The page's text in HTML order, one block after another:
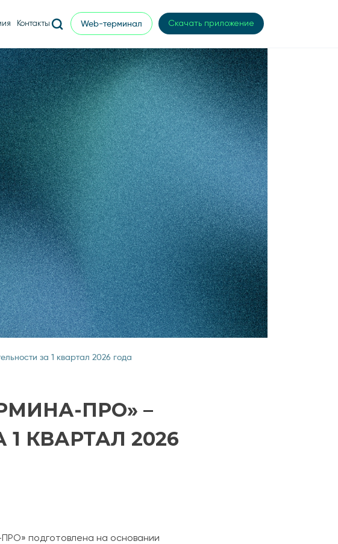
Контакты Web-терминал Скачать приложение
за 1 квартал 2026 года
ПРО» –
КВАРТАЛ 2026
подготовлена на основании